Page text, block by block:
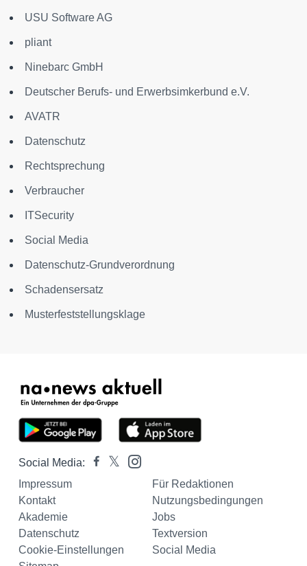
USU Software AG
pliant
Ninebarc GmbH
Deutscher Berufs- und Erwerbsimkerbund e.V.
AVATR
Datenschutz
Rechtsprechung
Verbraucher
ITSecurity
Social Media
Datenschutz-Grundverordnung
Schadensersatz
Musterfeststellungsklage
Social Media:
Impressum
Für Redaktionen
Kontakt
Nutzungsbedingungen
Akademie
Jobs
Datenschutz
Textversion
Cookie-Einstellungen
Social Media